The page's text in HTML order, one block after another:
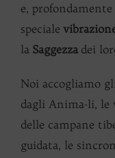
e,
speciale
la Saggezza dei
Noi accogliamo
dagli Anima-li, le
delle campane
guidata, le